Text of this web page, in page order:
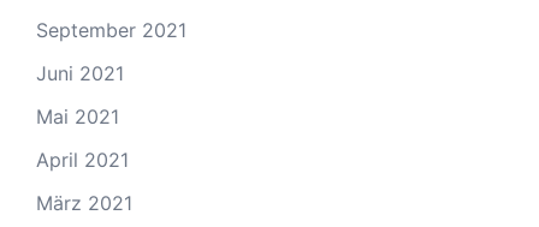
September 2021
Juni 2021
Mai 2021
April 2021
März 2021